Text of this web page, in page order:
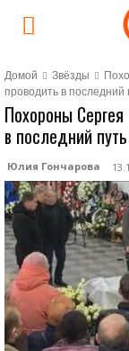
Домой Звёзды
проводить в последний
Похороны
в последний
Юлия Гончарова